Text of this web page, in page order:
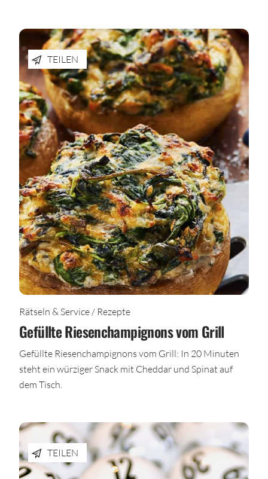
TEILEN
Rätseln & Service / Rezepte
Gefüllte Riesenchampignons vom Grill
Gefüllte Riesenchampignons vom Grill: In 20 Minuten
steht ein würziger Snack mit Cheddar und Spinat auf
dem Tisch.
TEILEN